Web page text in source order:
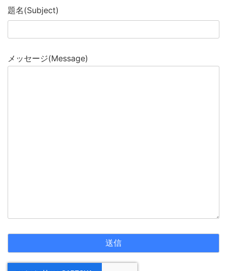
題名(Subject)
メッセージ(Message)